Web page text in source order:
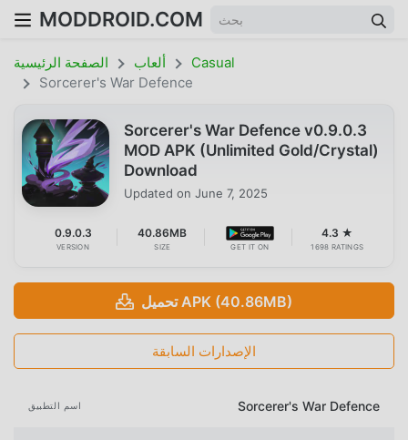
MODDROID.COM
الصفحة الرئيسية ألعاب
Casual
Sorcerer's War Defence
Sorcerer's War Defence v0.9.0.3
MOD APK (Unlimited Gold/Crystal)
Download
Updated on June 7, 2025
0.9.0.3
VERSION
40.86MB
SIZE GET IT ON
4.3 ★
1698 RATINGS
تحميل APK (40.86MB)
الإصدارات السابقة
اسم التطبيق Sorcerer's War Defence